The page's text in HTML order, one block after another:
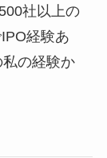
社以上の
経験あ
の経験か